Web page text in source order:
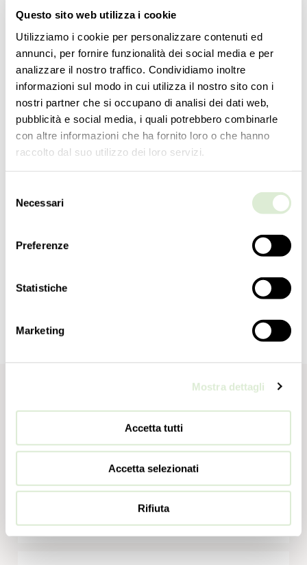
Questo sito web utilizza i cookie
Utilizziamo i cookie per personalizzare contenuti ed
annunci, per fornire funzionalità dei social media e per
analizzare il nostro traffico. Condividiamo inoltre
informazioni sul modo in cui utilizza il nostro sito con i
nostri partner che si occupano di analisi dei dati web,
pubblicità e social media, i quali potrebbero combinarle
con altre informazioni che ha fornito loro o che hanno
raccolto dal suo utilizzo dei loro servizi.
delNecessari
Preferenze
Statistiche
Marketing
Mostra dettagli
Accetta tutti
Accetta selezionati
Rifiuta
13cm
5inc
重量
16lbs
级别
1
7 Led x 1W - not dimmable - included
EAC
下载